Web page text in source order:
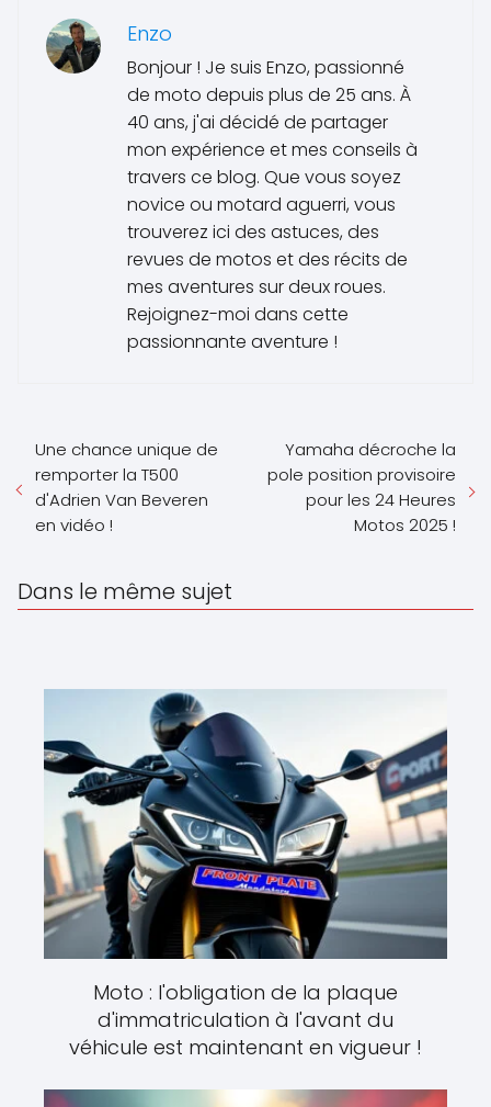
Enzo
Bonjour ! Je suis Enzo, passionné
de moto depuis plus de 25 ans. À
40 ans, j'ai décidé de partager
mon expérience et mes conseils à
travers ce blog. Que vous soyez
novice ou motard aguerri, vous
trouverez ici des astuces, des
revues de motos et des récits de
mes aventures sur deux roues.
Rejoignez-moi dans cette
passionnante aventure !
Une chance unique de
remporter la T500
d'Adrien Van Beveren
en vidéo !
Yamaha décroche la
pole position provisoire
pour les 24 Heures
Motos 2025 !
Dans le même sujet
Moto : l'obligation de la plaque
d'immatriculation à l'avant du
véhicule est maintenant en vigueur !